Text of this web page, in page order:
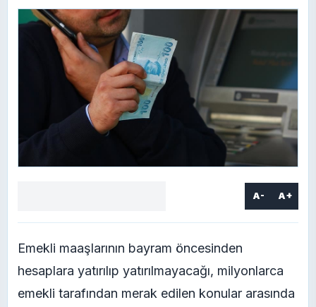
A- A+
Emekli maaşlarının bayram öncesinden
hesaplara yatırılıp yatırılmayacağı, milyonlarca
emekli tarafından merak edilen konular arasında